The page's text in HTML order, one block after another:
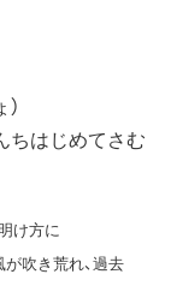
はじめてさむ
け方に
吹き荒れ、過去